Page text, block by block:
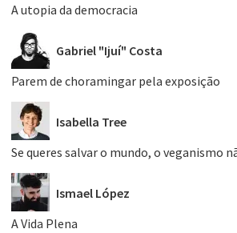
A utopia da democracia
Gabriel "Ijuí" Costa
Parem de choramingar pela exposição
Isabella Tree
Se queres salvar o mundo, o veganismo
Ismael López
A Vida Plena